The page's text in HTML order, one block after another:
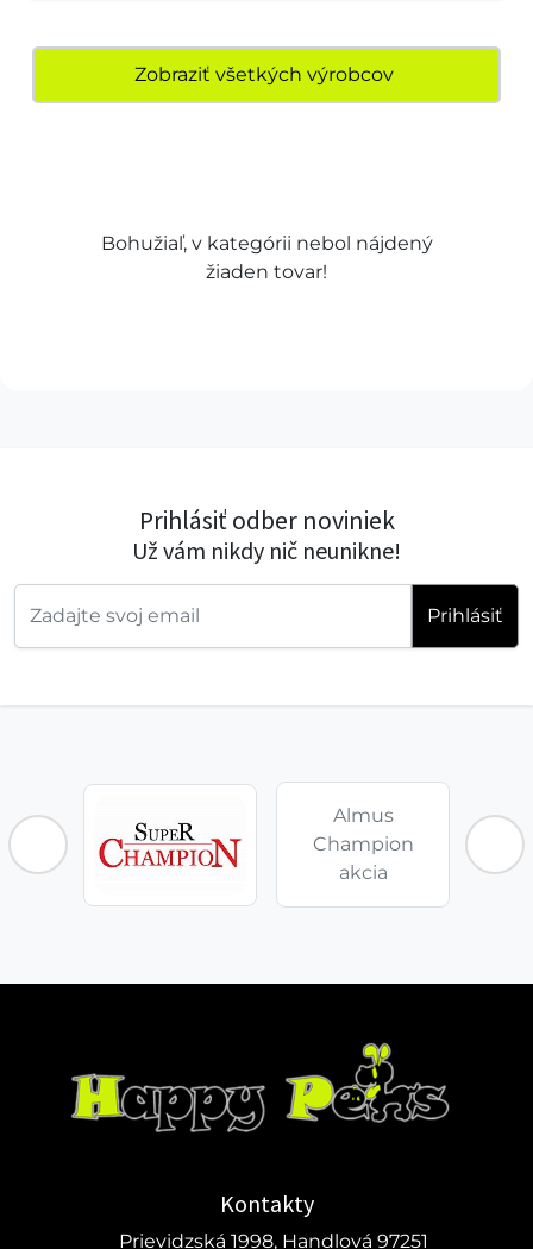
Zobraziť všetkých výrobcov
Bohužiaľ, v kategórii nebol nájdený
žiaden tovar!
Prihlásiť odber noviniek
Už vám nikdy nič neunikne!
Prihlásiť
Almus
Champion
akcia
Kontakty
Prievidzská 1998, Handlová 97251